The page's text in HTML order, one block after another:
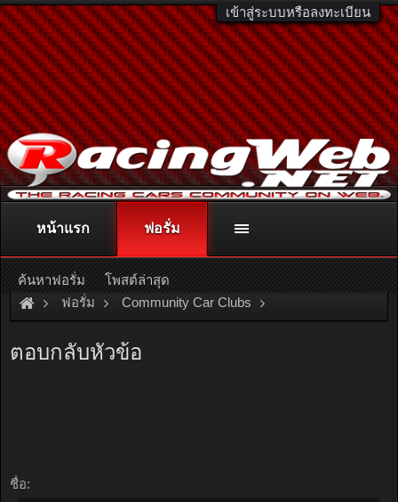
เข้าสู่ระบบหรือลงทะเบียน
ติดต่อลงโฆษณา racingweb@gmail.comหรือโทร. 081-811-1138
หรืออ่านรายละเอียดเพิ่มเติม คลิกที่นี่
ฟอรั่ม Community Car Clubs
ตอบกลับหัวข้อ
ชื่อ:
หน้าแรก ฟอรั่ม
ค้นหาฟอรั่ม โพสต์ล่าสุด